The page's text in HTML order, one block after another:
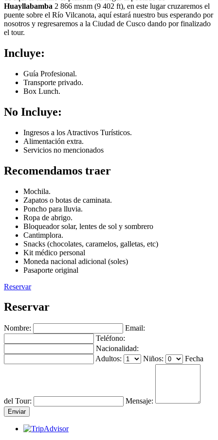
Huayllabamba 2 866 msnm (9 402 ft), en este lugar cruzaremos el
puente sobre el Río Vilcanota, aquí estará nuestro bus esperando por
nosotros y regresaremos a la Ciudad de Cusco dando por finalizado
el tour.
Incluye:
Guía Profesional.
Transporte privado.
Box Lunch.
No Incluye:
Ingresos a los Atractivos Turísticos.
Alimentación extra.
Servicios no mencionados
Recomendamos traer
Mochila.
Zapatos o botas de caminata.
Poncho para lluvia.
Ropa de abrigo.
Bloqueador solar, lentes de sol y sombrero
Cantimplora.
Snacks (chocolates, caramelos, galletas, etc)
Kit médico personal
Moneda nacional adicional (soles)
Pasaporte original
Reservar
Reservar
Nombre:
Email:
Teléfono:
Nacionalidad:
Adultos:
Niños: Fecha
del Tour: Mensaje: